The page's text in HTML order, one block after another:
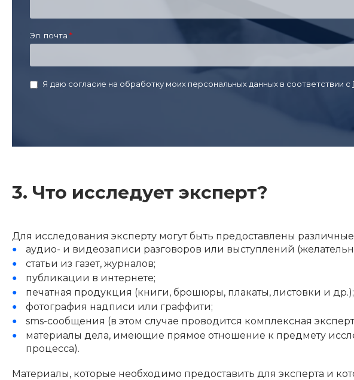
Эл. почта
Я даю согласие на обработку моих персональных данных в соответствии с
3. Что исследует эксперт?
Для исследования эксперту могут быть предоставлены
аудио- и видеозаписи разговоров или выступлений
статьи из газет, журналов;
публикации в интернете;
печатная продукция (книги, брошюры, плакаты, листовки и др.);
фотография надписи или граффити;
sms-сообщения (в этом случае проводится комплексная
материалы дела, имеющие прямое отношение к предмету
процесса).
Материалы, которые необходимо предоставить для эксперта и